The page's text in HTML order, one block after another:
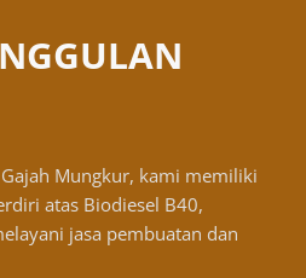
Mungkur, kami memiliki
atas Biodiesel B40,
jasa pembuatan dan